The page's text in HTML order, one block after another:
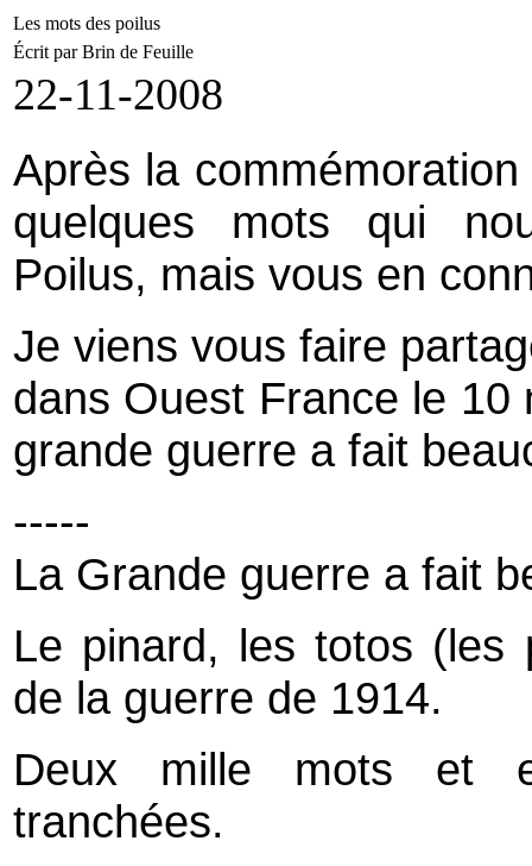
Les mots des poilus
Écrit par Brin de Feuille
22-11-2008
Après la
quelques mots qui
Poilus, mais vous en
Je viens vous faire
dans Ouest France le
grande guerre a fait
-----
La Grande guerre a fait
Le pinard, les totos (les
de la guerre de 1914.
Deux mille mots et
tranchées.